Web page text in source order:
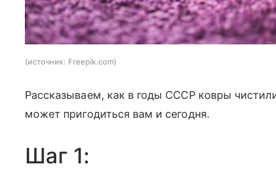
источник: Freepik.com
Рассказываем, как в годы СССР ковры
может пригодиться вам и сегодня.
Шаг 1: